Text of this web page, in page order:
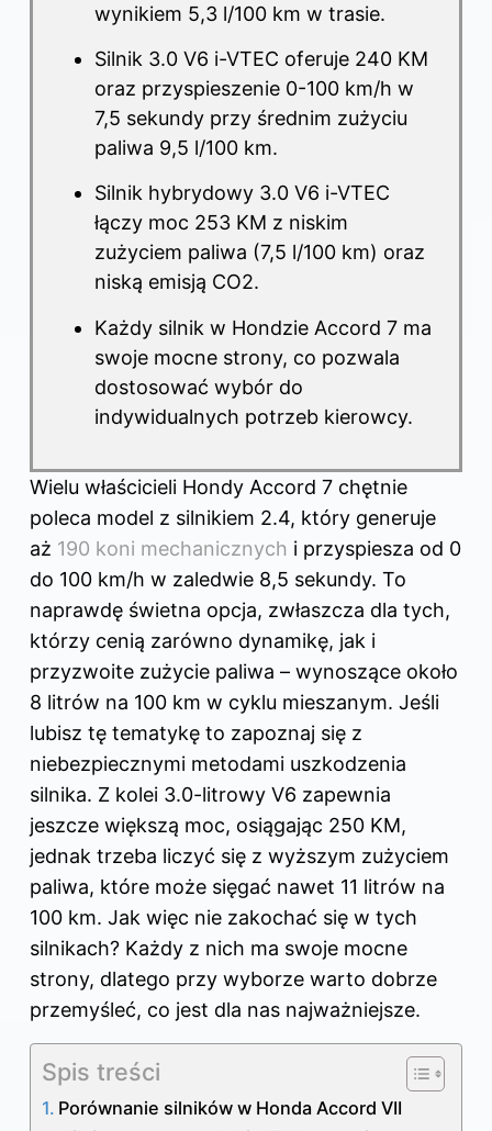
wynikiem 5,3 l/100 km w trasie.
Silnik 3.0 V6 i-VTEC oferuje 240 KM
oraz przyspieszenie 0-100 km/h w
7,5 sekundy przy średnim zużyciu
paliwa 9,5 l/100 km.
Silnik hybrydowy 3.0 V6 i-VTEC
łączy moc 253 KM z niskim
zużyciem paliwa (7,5 l/100 km) oraz
niską emisją CO2.
Każdy silnik w Hondzie Accord 7 ma
swoje mocne strony, co pozwala
dostosować wybór do
indywidualnych potrzeb kierowcy.
Wielu właścicieli Hondy Accord 7 chętnie
poleca model z silnikiem 2.4, który generuje
aż 190 koni mechanicznych i przyspiesza od 0
do 100 km/h w zaledwie 8,5 sekundy. To
naprawdę świetna opcja, zwłaszcza dla tych,
którzy cenią zarówno dynamikę, jak i
przyzwoite zużycie paliwa – wynoszące około
8 litrów na 100 km w cyklu mieszanym. Jeśli
lubisz tę tematykę to zapoznaj się z
niebezpiecznymi metodami uszkodzenia
silnika. Z kolei 3.0-litrowy V6 zapewnia
jeszcze większą moc, osiągając 250 KM,
jednak trzeba liczyć się z wyższym zużyciem
paliwa, które może sięgać nawet 11 litrów na
100 km. Jak więc nie zakochać się w tych
silnikach? Każdy z nich ma swoje mocne
strony, dlatego przy wyborze warto dobrze
przemyśleć, co jest dla nas najważniejsze.
Spis treści
Porównanie silników w Honda Accord VII